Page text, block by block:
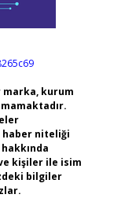
kurum
haber niteliği
kişiler ile isim
bilgiler